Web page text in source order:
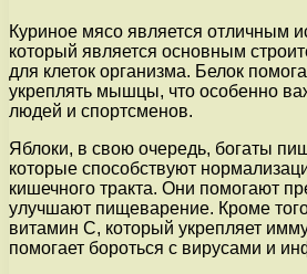
Куриное мясо является отличным
который является основным
для клеток организма. Белок
укреплять мышцы, что особенно
людей и спортсменов.
Яблоки, в свою очередь, богаты
которые способствуют
кишечного тракта. Они помогают
улучшают пищеварение. Кроме
витамин C, который укрепляет
помогает бороться с вирусами и